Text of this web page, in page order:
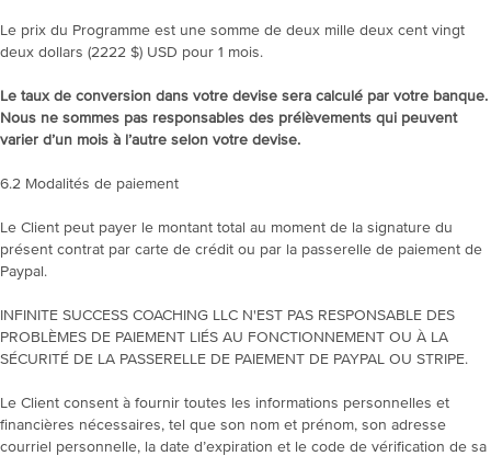
Le prix du Programme est une somme de deux mille deux cent vingt
deux dollars (2222 $) USD pour 1 mois.
Le taux de conversion dans votre devise sera calculé par votre banque.
Nous ne sommes pas responsables des prélèvements qui peuvent
varier d’un mois à l’autre selon votre devise.
6.2 Modalités de paiement
Le Client peut payer le montant total au moment de la signature du
présent contrat par carte de crédit ou par la passerelle de paiement de
Paypal.
INFINITE SUCCESS COACHING LLC N'EST PAS RESPONSABLE DES
PROBLÈMES DE PAIEMENT LIÉS AU FONCTIONNEMENT OU À LA
SÉCURITÉ DE LA PASSERELLE DE PAIEMENT DE PAYPAL OU STRIPE.
Le Client consent à fournir toutes les informations personnelles et
financières nécessaires, tel que son nom et prénom, son adresse
courriel personnelle, la date d’expiration et le code de vérification de sa